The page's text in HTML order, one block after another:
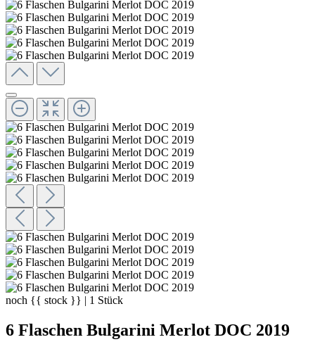
noch {{ stock }} | 1 Stück
6 Flaschen Bulgarini Merlot DOC 2019